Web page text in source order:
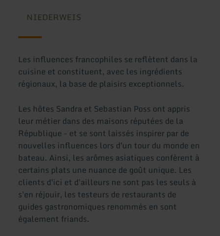
NIEDERWEIS
Les influences francophiles se reflètent dans la
cuisine et constituent, avec les ingrédients
régionaux, la base de plaisirs exceptionnels.
Les hôtes Sandra et Sebastian Poss ont appris
leur métier dans des maisons réputées de la
République - et se sont laissés inspirer par de
nouvelles influences lors d'un tour du monde en
bateau. Ainsi, les arômes asiatiques confèrent à
certains plats une nuance de goût unique. Les
clients d'ici et d'ailleurs ne sont pas les seuls à
s'en réjouir, les testeurs de restaurants de
guides gastronomiques renommés en sont
également friands.